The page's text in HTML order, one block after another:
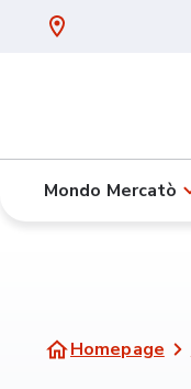
Mondo Mercatò
Homepage